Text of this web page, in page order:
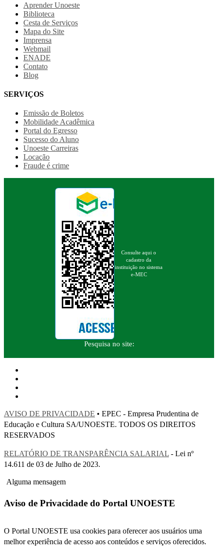
Aprender Unoeste
Biblioteca
Cesta de Serviços
Mapa do Site
Imprensa
Webmail
ENADE
Contato
Blog
SERVIÇOS
Emissão de Boletos
Mobilidade Acadêmica
Portal do Egresso
Sucesso do Aluno
Unoeste Carreiras
Locação
Fraude é crime
Consulte aqui o
cadastro da
instituição no sistema
e-MEC
Pesquisa no site:
AVISO DE PRIVACIDADE • EPEC - Empresa Prudentina de
Educação e Cultura SA/UNOESTE. TODOS OS DIREITOS
RESERVADOS
RELATÓRIO DE TRANSPARÊNCIA SALARIAL - Lei nº
14.611 de 03 de Julho de 2023.
Alguma mensagem
Aviso de Privacidade do Portal UNOESTE
O Portal UNOESTE usa cookies para oferecer aos usuários uma
melhor experiência de acesso aos conteúdos e serviços oferecidos.